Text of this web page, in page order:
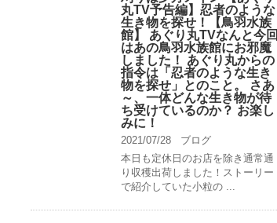
丸TV予告編】忍者のような
生き物を探せ！【鳥羽水族
館】 あぐり丸TVなんと今回
はあの鳥羽水族館にお邪魔
しました！ あぐり丸からの
指令は「忍者のような生き
物を探せ」とのこと。 さあ
～、一体どんな生き物が待
ち受けているのか？ お楽し
みに！
2021/07/28
ブログ
本日も定休日のお店を除き通常通
り収穫出荷しました！ストーリー
で紹介していた小粒の ...